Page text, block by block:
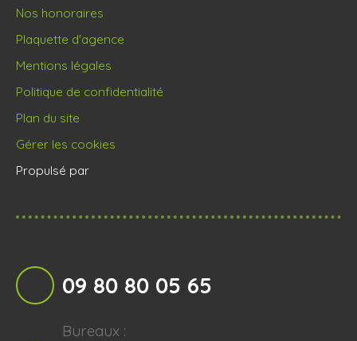
Nos honoraires
Plaquette d'agence
Mentions légales
Politique de confidentialité
Plan du site
Gérer les cookies
Propulsé par
09 80 80 05 65
Bureaux :